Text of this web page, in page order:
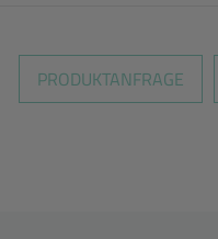
PRODUKTANFRAGE